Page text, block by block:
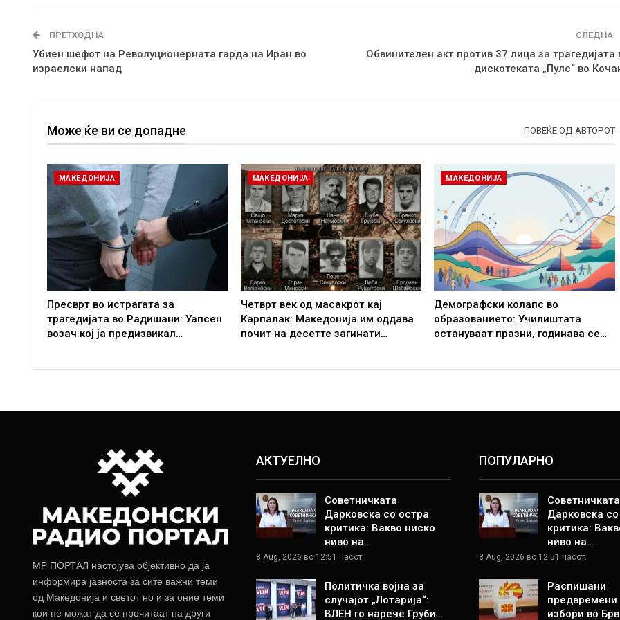
ПРЕТХОДНА
Убиен шефот на Револуционерната гарда на Иран во
израелски напад
СЛЕДНА
Обвинителен акт против 37 лица за трагедијата
дискотеката „Пулс“ во
Може ќе ви се допадне ПОВЕЌЕ ОД АВТОРОТ
МАКЕДОНИЈА
Пресврт во истрагата за
трагедијата во Радишани: Уапсен
возач кој ја предизвикал…
МАКЕДОНИЈА
Четврт век од масакрот кај
Карпалак: Македонија им оддава
почит на десетте загинати…
МАКЕДОНИЈА
Демографски колапс во
образованието: Училиштата
остануваат празни, годинава се…
МР ПОРТАЛ настојува објективно да ја
информира јавноста за сите важни теми
од Македонија и светот но и за оние теми
кои не можат да се прочитаат на други
АКТУЕЛНО
Советничката
Дарковска со остра
критика: Вакво ниско
ниво на…
8 Aug, 2026 во 12:51 часот.
Политичка војна за
случајот „Лотарија“:
ВЛЕН го нарече Груби…
ПОПУЛАРНО
Советничката
Дарковска
критика:
ниво на…
8 Aug, 2026 во 12:51 часот.
Распишани
предвремени
избори во